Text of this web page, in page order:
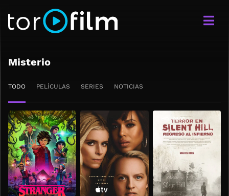
Misterio
TODO PELÍCULAS SERIES NOTICIAS
HD 1080P